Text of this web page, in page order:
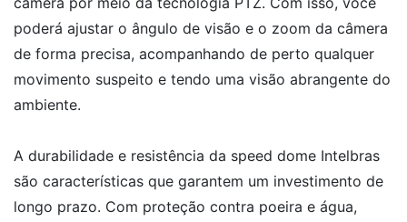
poderá ajustar o ângulo de visão e o zoom da câmera
de forma precisa, acompanhando de perto qualquer
movimento suspeito e tendo uma visão abrangente do
ambiente.
A durabilidade e resistência da speed dome Intelbras
são características que garantem um investimento de
longo prazo. Com proteção contra poeira e água,